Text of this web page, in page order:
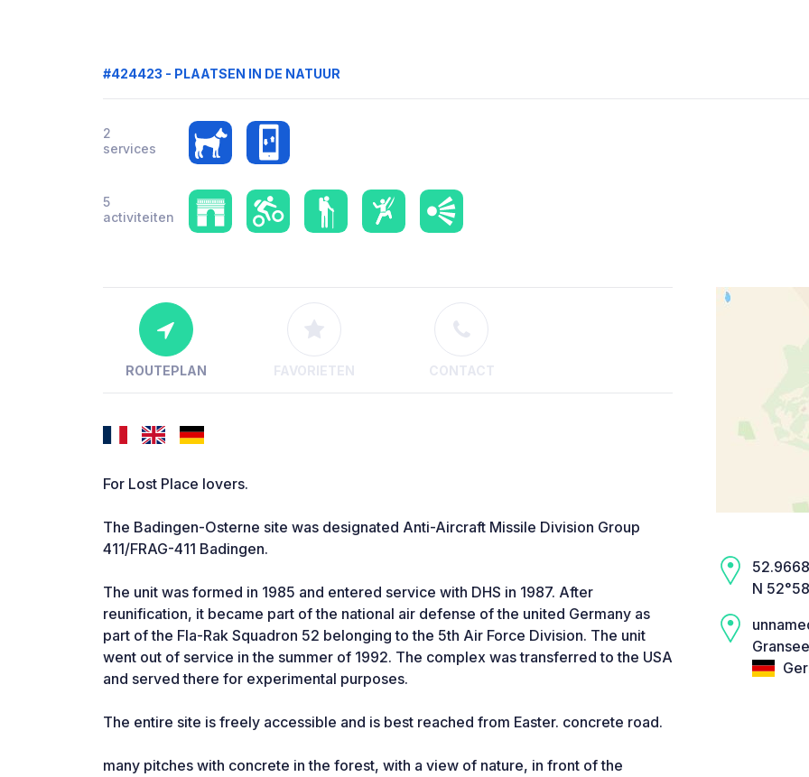
#424423 - PLAATSEN IN DE NATUUR
2
services
5
activiteiten
ROUTEPLAN FAVORIETEN CONTACT
For Lost Place lovers.
The Badingen-Osterne site was designated Anti-Aircraft Missile Division Group
411/FRAG-411 Badingen.
The unit was formed in 1985 and entered service with DHS in 1987. After
reunification, it became part of the national air defense of the united Germany as
part of the Fla-Rak Squadron 52 belonging to the 5th Air Force Division. The unit
went out of service in the summer of 1992. The complex was transferred to the USA
and served there for experimental purposes.
The entire site is freely accessible and is best reached from Easter. concrete road.
many pitches with concrete in the forest, with a view of nature, in front of the
N